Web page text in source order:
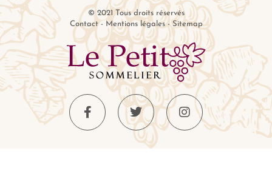
© 2021 Tous droits réservés
Contact- Mentions légales-Sitemap